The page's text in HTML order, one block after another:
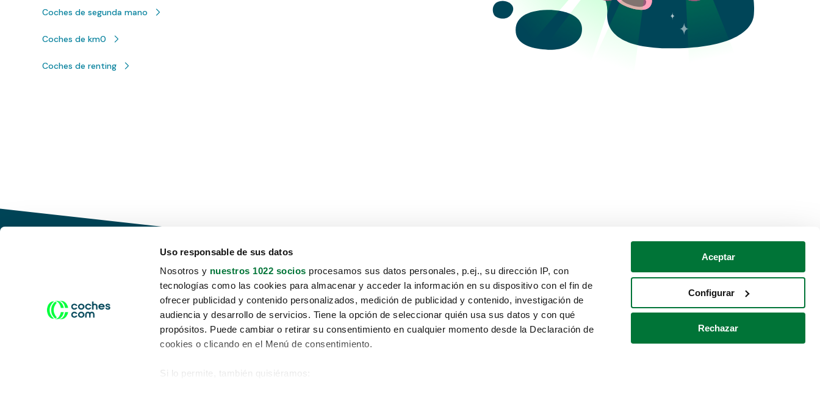
Uso responsable de sus datos
Nosotros y nuestros 1022 socios procesamos sus datos personales, p.ej., su dirección IP, con
tecnologías como las cookies para almacenar y acceder la información en su dispositivo con el fin de
ofrecer publicidad y contenido personalizados, medición de publicidad y contenido, investigación de
audiencia y desarrollo de servicios. Tiene la opción de seleccionar quién usa sus datos y con qué
propósitos. Puede cambiar o retirar su consentimiento en cualquier momento desde la Declaración de
cookies o clicando en el Menú de consentimiento.
Si lo permite, también quisiéramos:
Aceptar
Configurar
Rechazar
Coches de segunda mano
Coches de km0
Coches de renting
Conduce tu futuro,
desata tu movilidad